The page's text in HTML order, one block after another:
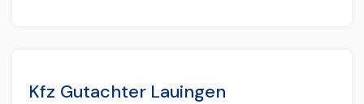
Kfz Gutachter Lauingen